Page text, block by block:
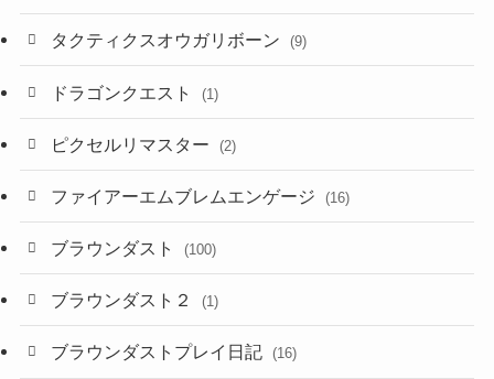
タクティクスオウガリボーン (9)
ドラゴンクエスト (1)
ピクセルリマスター (2)
ファイアーエムブレムエンゲージ (16)
ブラウンダスト (100)
ブラウンダスト２ (1)
ブラウンダストプレイ日記 (16)